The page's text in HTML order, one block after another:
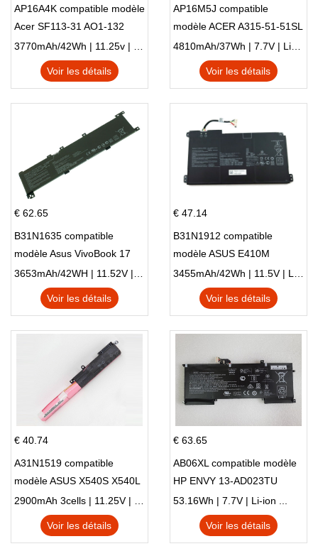
AP16A4K compatible modèle
Acer SF113-31 AO1-132
NE132
3770mAh/42Wh | 11.25v | Li-ion ...
Voir les détails
AP16M5J compatible
modèle ACER A315-51-51SL
N17Q1 SERIES
4810mAh/37Wh | 7.7V | Li-ion ...
Voir les détails
€ 62.65
B31N1635 compatible
modèle Asus VivoBook 17
X705NC X705UA X705UV
X705UN X705UD
3653mAh/42WH | 11.52V | Li-ion ...
Voir les détails
€ 47.14
B31N1912 compatible
modèle ASUS E410M
E410MA L410MA
3455mAh/42Wh | 11.5V | Li-ion ...
Voir les détails
€ 40.74
A31N1519 compatible
modèle ASUS X540S X540L
X540LA-SI302 X540SA
X540S
2900mAh 3cells | 11.25V | Li-ion ...
Voir les détails
€ 63.65
AB06XL compatible modèle
HP ENVY 13-AD023TU
HSTNN-DB8C 921438-855
TPN-I128
53.16Wh | 7.7V | Li-ion ...
Voir les détails